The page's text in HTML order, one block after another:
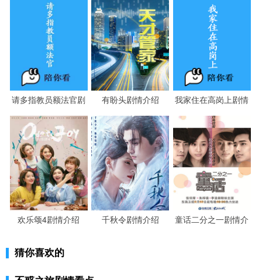
请多指教员额法官剧
情介绍
有盼头剧情介绍
我家住在高岗上剧情
介绍
欢乐颂4剧情介绍 千秋令剧情介绍
童话二分之一剧情介
猜你喜欢的